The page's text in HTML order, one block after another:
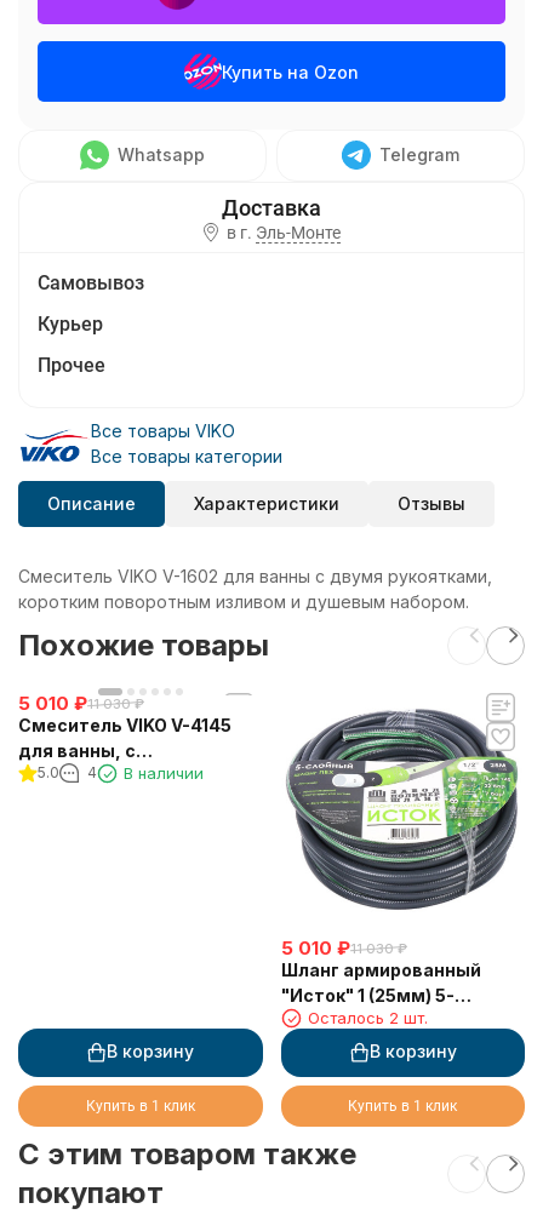
Купить на Ozon
Whatsapp Telegram
в г. Эль-Монте
Самовывоз
Курьер
Прочее
Все товары VIKO
Все товары категории
Описание Характеристики Отзывы
Смеситель VIKO V-1602 для ванны с двумя рукоятками,
коротким поворотным изливом и душевым набором.
Похожие товары
5 010 ₽11 030 ₽
Смеситель VIKO V-4145
для ванны, с
кронштейном для
5.0 4 В наличии
В корзину
Купить в 1 клик
5 010 ₽11 030 ₽
Шланг армированный
"Исток" 1 (25мм) 5-
слойный "ЭЛИТ" синий
(25м)
Осталось 2 шт.
В корзину
Купить в 1 клик
C этим товаром также
покупают